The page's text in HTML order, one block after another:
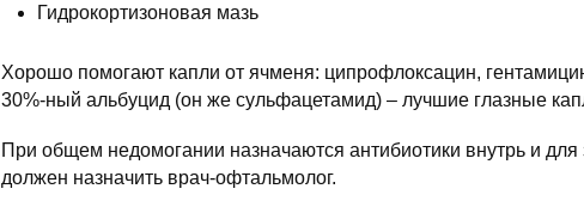
Гидрокортизоновая мазь
Хорошо помогают капли от ячменя: ципрофлоксацин,
30%-ный альбуцид (он же сульфацетамид) – лучшие глазные
При общем недомогании назначаются антибиотики внутрь и
должен назначить врач-офтальмолог.